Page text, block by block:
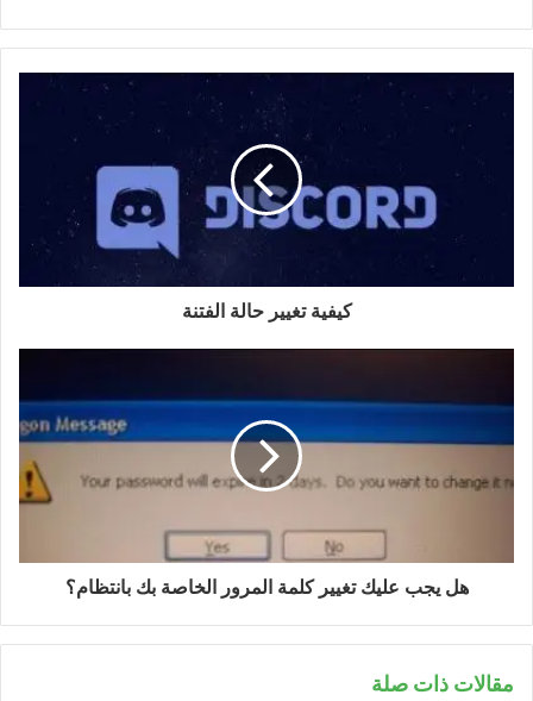
كيفية تغيير حالة الفتنة
هل يجب عليك تغيير كلمة المرور الخاصة بك بانتظام؟
مقالات ذات صلة